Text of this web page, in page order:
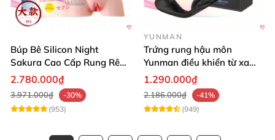
Búp Bê Silicon Night
Sakura Cao Cấp Rung Rên
Thực Tế
2.780.000₫
3.971.000₫
-30%
(953)
YUNMAN
Trứng rung hậu môn
Yunman điều khiển từ xa
quai đeo kích thích
1.290.000₫
2.186.000₫
-41%
(949)